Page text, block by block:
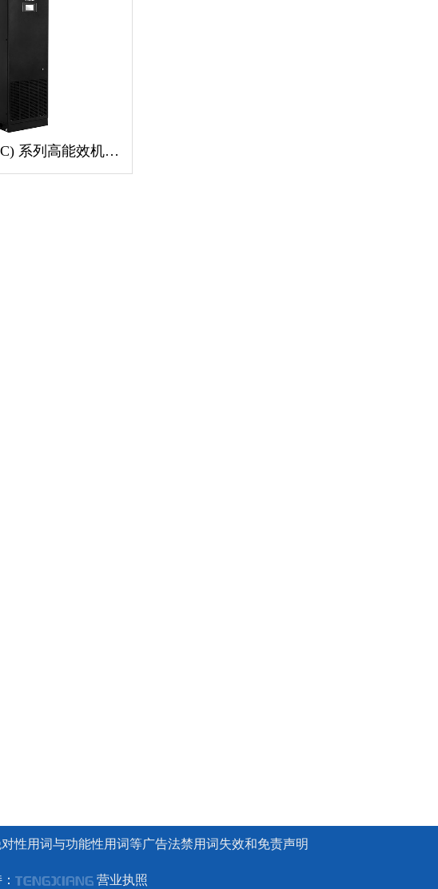
山特城堡 (SCC) 系列高能效机房专用空调
性用词与功能性用词等广告法禁用词失效和免责声明
营业执照